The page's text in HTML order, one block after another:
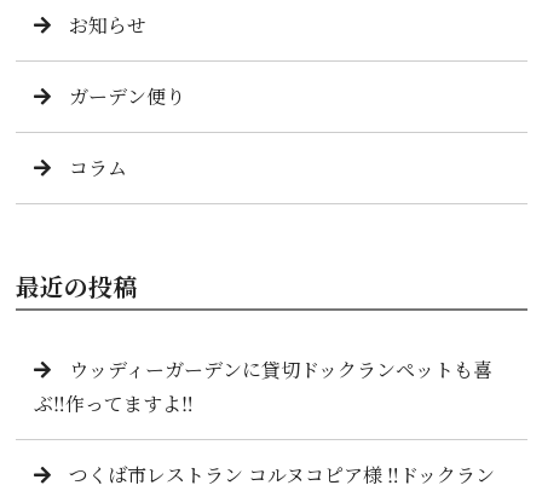
お知らせ
ガーデン便り
コラム
最近の投稿
ウッディーガーデンに貸切ドックランペットも喜
ぶ‼️作ってますよ‼️
つくば市レストラン コルヌコピア様 ‼️ドックラン